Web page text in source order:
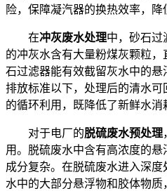
险，保障凝汽器的换热效率，降
在冲灰废水处理中，砂石过
的冲灰水含有大量粉煤灰颗粒
石过滤器能有效截留灰水中的
排放标准以下，处理后的清水
的循环利用，既降低了新鲜水消
对于电厂的脱硫废水预处理
用。脱硫废水中含有高浓度的悬
成分复杂。在脱硫废水进入深
水中的大部分悬浮物和胶体物